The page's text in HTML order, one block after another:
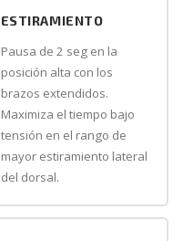
ESTIRAMIENTO
Pausa de 2 seg en la
posición alta con los
brazos extendidos.
Maximiza el tiempo bajo
tensión en el rango de
mayor estiramiento lateral
del dorsal.